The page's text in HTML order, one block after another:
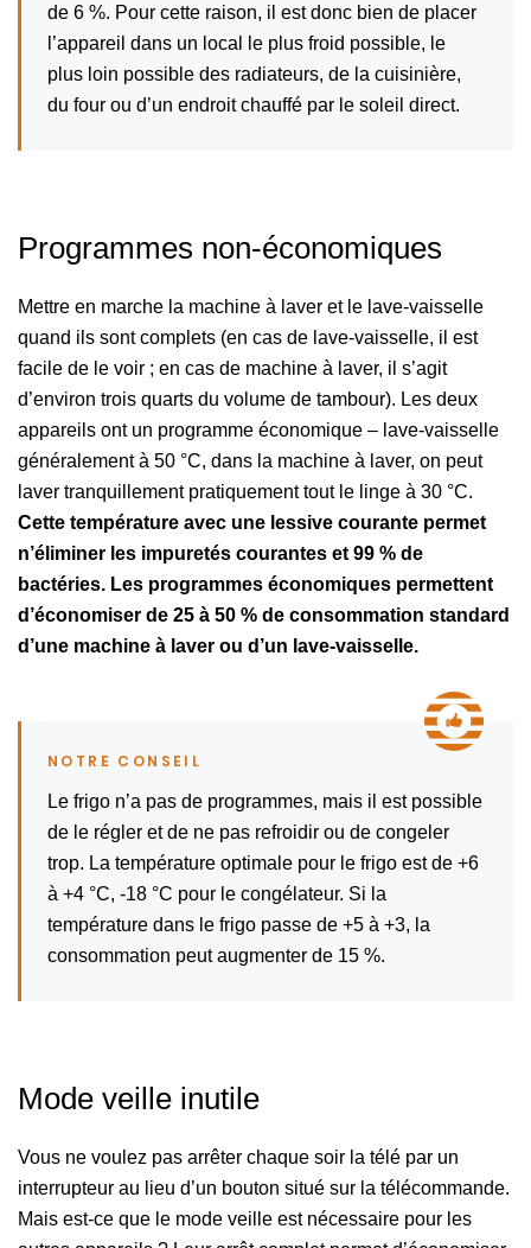
de 6 %. Pour cette raison, il est donc bien de placer
l’appareil dans un local le plus froid possible, le
plus loin possible des radiateurs, de la cuisinière,
du four ou d’un endroit chauffé par le soleil direct.
Programmes non-économiques
Mettre en marche la machine à laver et le lave-vaisselle
quand ils sont complets (en cas de lave-vaisselle, il est
facile de le voir ; en cas de machine à laver, il s’agit
d’environ trois quarts du volume de tambour). Les deux
appareils ont un programme économique – lave-vaisselle
généralement à 50 °C, dans la machine à laver, on peut
laver tranquillement pratiquement tout le linge à 30 °C.
Cette température avec une lessive courante permet
n’éliminer les impuretés courantes et 99 % de
bactéries. Les programmes économiques permettent
d’économiser de 25 à 50 % de consommation standard
d’une machine à laver ou d’un lave-vaisselle.
Le frigo n’a pas de programmes, mais il est possible
de le régler et de ne pas refroidir ou de congeler
trop. La température optimale pour le frigo est de +6
à +4 °C, -18 °C pour le congélateur. Si la
température dans le frigo passe de +5 à +3, la
consommation peut augmenter de 15 %.
Mode veille inutile
Vous ne voulez pas arrêter chaque soir la télé par un
interrupteur au lieu d’un bouton situé sur la télécommande.
Mais est-ce que le mode veille est nécessaire pour les